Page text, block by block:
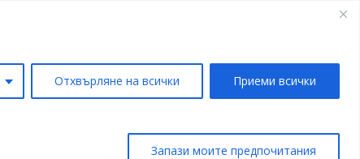
Отхвърляне на всички Приеми всички
Запази моите предпочитания